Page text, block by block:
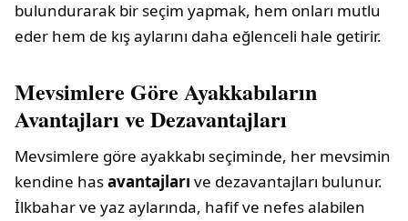
bulundurarak bir seçim yapmak, hem onları mutlu
eder hem de kış aylarını daha eğlenceli hale getirir.
Mevsimlere Göre Ayakkabıların
Avantajları ve Dezavantajları
Mevsimlere göre ayakkabı seçiminde, her mevsimin
kendine hasavantajları ve dezavantajları bulunur.
İlkbahar ve yaz aylarında, hafif ve nefes alabilen